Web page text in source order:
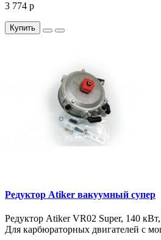
3 774 р
Купить
Редуктор Atiker вакуумный супер
Редуктор Atiker VR02 Super, 140
Для карбюраторных двигателей с